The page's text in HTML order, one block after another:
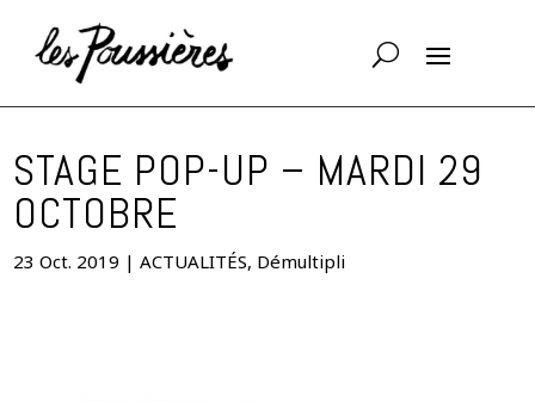
STAGE POP-UP – MARDI 29
OCTOBRE
23 Oct. 2019 |ACTUALITÉS, Démultipli